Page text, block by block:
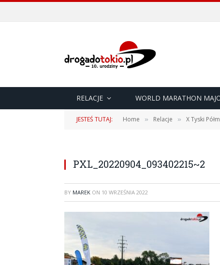
RELACJE WORLD MARATHON
JESTEŚ TUTAJ: Home » Relacje » X Tyski
PXL_20220904_093402215~2
BY MAREK ON 10 WRZEŚNIA 2022